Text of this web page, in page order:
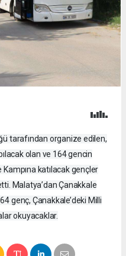
tarafından organize edilen,
olan ve 164 gencin
Kampına katılacak gençler
Malatya’dan Çanakkale
genç, Çanakkale’deki Milli
okuyacaklar.